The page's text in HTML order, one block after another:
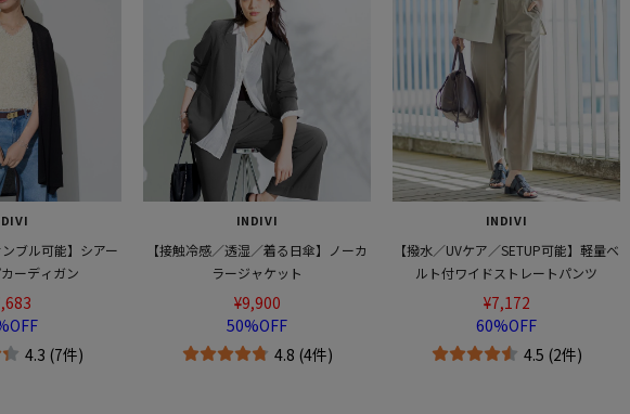
る日傘】ノーカ
ット
4.8 (4件)
INDIVI
【撥水／UVケア／SETUP可能】軽量ベ
ルト付ワイドストレートパンツ
¥7,172
60%OFF
4.5 (2件)
INDIVI
【UVケア／吸汗速乾】チェック柄タッ
クボリュームスリーブトップス
¥7,260
40%OFF
4.2 (5件)